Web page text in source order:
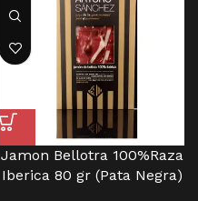
Jamon Bellotra 100%Raza
Iberica 80 gr (Pata Negra)